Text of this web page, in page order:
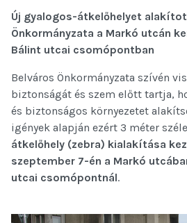
Új gyalogos-átkelőhelyet
Önkormányzata a Markó utcán
Bálint utcai csomópontban
Belváros Önkormányzata szívén
biztonságát és szem előtt tartja,
és biztonságos környezetet
igények alapján ezért 3 méter
átkelőhely (zebra) kialakítása
szeptember 7-én a Markó
utcai csomópontnál.